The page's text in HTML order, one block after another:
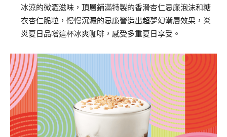
冰涼的微澀滋味， 頂層鋪滿特製的香滑杏仁忌廉泡沫和糖
衣杏仁脆粒， 慢慢沉澱的忌廉營造出超夢幻漸層效果， 炎
炎夏日品嚐這杯冰爽咖啡，感受多重夏日享受。